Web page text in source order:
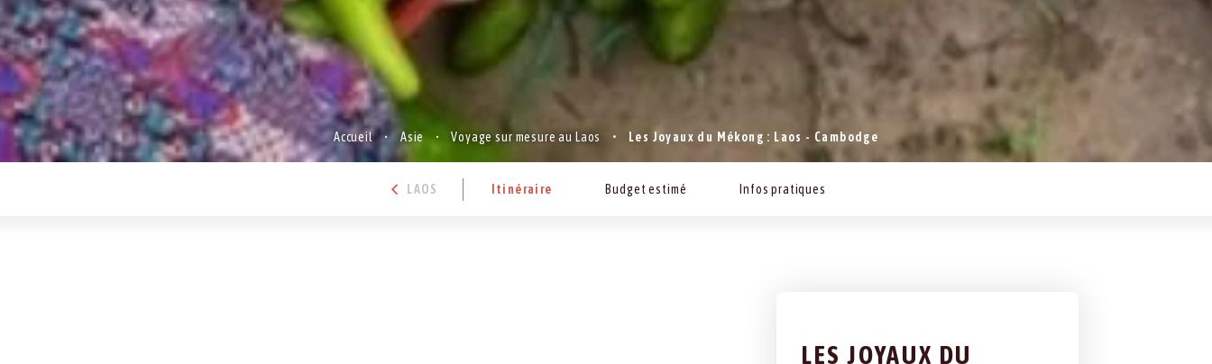
Accueil Asie Voyage sur mesure au Laos Les Joyaux du Mékong : Laos - Cambodge
LAOS Itinéraire Budget estimé Infos pratiques
LES JOYAUX DU